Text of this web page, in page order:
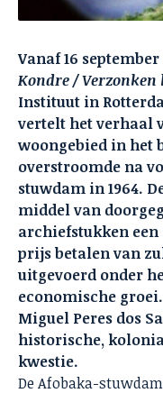
Vanaf 16
Kondre / Verzonken
Instituut in
vertelt het verhaal
woongebied in het
overstroomde na
stuwdam in 1964.
middel van
archiefstukken een
prijs betalen van
uitgevoerd onder
economische
Miguel Peres dos
historische,
kwestie.
De Afobaka-